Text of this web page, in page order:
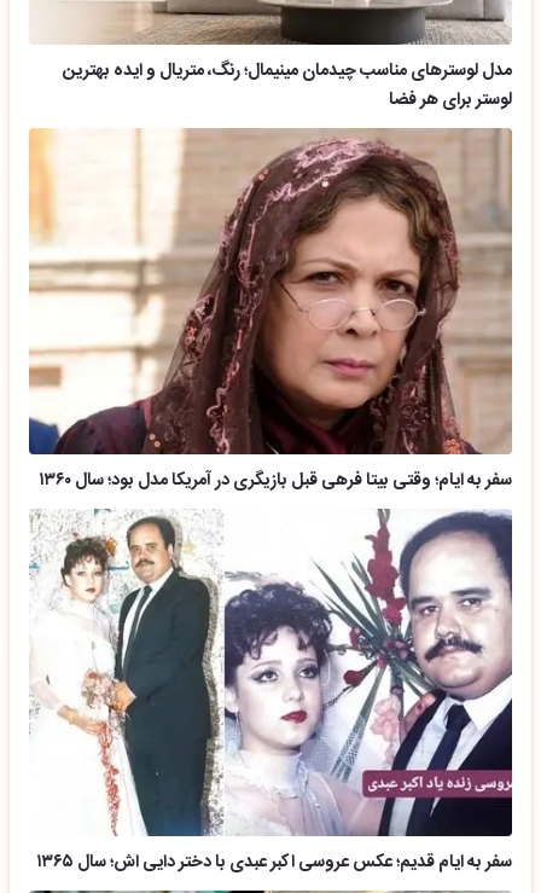
مدل لوسترهای مناسب چیدمان مینیمال؛ رنگ، متریال و ایده بهترین
لوستر برای هر فضا
سفر به ایام؛ وقتی بیتا فرهی قبل بازیگری در آمریکا مدل بود؛ سال ۱۳۶۰
سفر به ایام قدیم؛ عکس عروسی اکبر عبدی با دختر دایی اش؛ سال ۱۳۶۵